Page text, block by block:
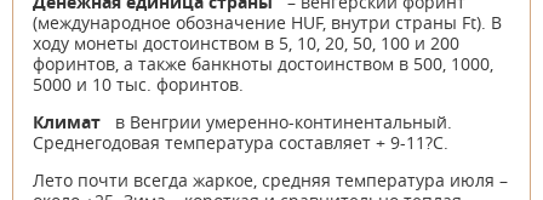
(международное обозначение HUF, внутри страны Ft). В
ходу монеты достоинством в 5, 10, 20, 50, 100 и 200
форинтов, а также банкноты достоинством в 500, 1000,
5000 и 10 тыс. форинтов.
Климат в Венгрии умеренно-континентальный.
Среднегодовая температура составляет + 9-11?C.
Лето почти всегда жаркое, средняя температура июля –